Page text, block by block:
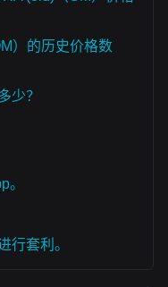
）的历史价格数
少？
。
行套利。